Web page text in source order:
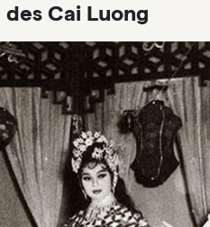
Cai Luong